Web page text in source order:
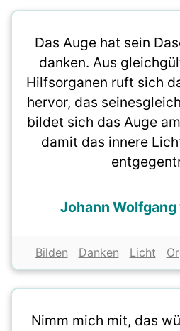
Das Auge hat sein
danken. Aus
Hilfsorganen ruft sich
hervor, das
bildet sich das Auge
damit das innere
Johann
Bilden Danken Licht
Nimm mich mit, das